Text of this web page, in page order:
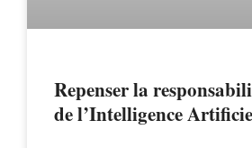
Repenser la
de l’Intelligence